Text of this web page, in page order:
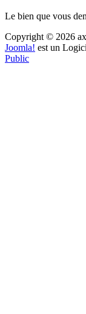
Le bien que vous
Copyright © 2026
Joomla! est un
Public